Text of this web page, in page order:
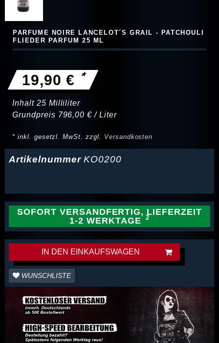
PARFUME NOIRE LANCELOT´S GRAIL - PATCHOULI
FLIEDER PARFUM 25 ML
19,90 € *
Inhalt 25 Milliliter
Grundpreis 796,00 € / Liter
* inkl. gesetzl. MwSt. zzgl. Versandkosten
ArtikelnummerKO0200
SOFORT VERSANDFERTIG, LIEFERZEIT
1-2 WERKTAGE
IN DEN EINKAUFSWAGEN
WUNSCHLISTE